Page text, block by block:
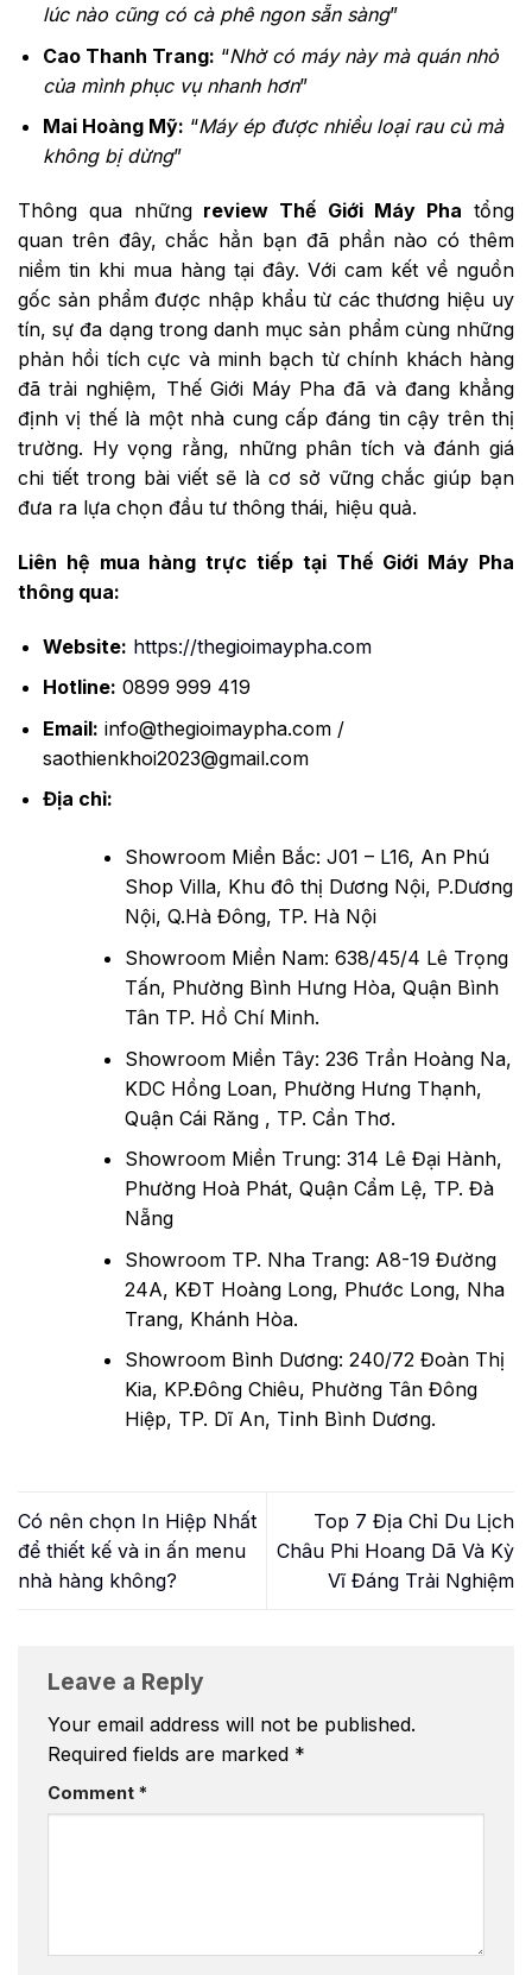
lúc nào cũng có cà phê ngon sẵn sàng”
Cao Thanh Trang: “Nhờ có máy này mà quán nhỏ
của mình phục vụ nhanh hơn”
Mai Hoàng Mỹ: “Máy ép được nhiều loại rau củ mà
không bị dừng”
Thông qua những review Thế Giới Máy Pha tổng
quan trên đây, chắc hẳn bạn đã phần nào có thêm
niềm tin khi mua hàng tại đây. Với cam kết về nguồn
gốc sản phẩm được nhập khẩu từ các thương hiệu uy
tín, sự đa dạng trong danh mục sản phẩm cùng những
phản hồi tích cực và minh bạch từ chính khách hàng
đã trải nghiệm, Thế Giới Máy Pha đã và đang khẳng
định vị thế là một nhà cung cấp đáng tin cậy trên thị
trường. Hy vọng rằng, những phân tích và đánh giá
chi tiết trong bài viết sẽ là cơ sở vững chắc giúp bạn
đưa ra lựa chọn đầu tư thông thái, hiệu quả.
Liên hệ mua hàng trực tiếp tại Thế Giới Máy Pha
thông qua:
Website: https://thegioimaypha.com
Hotline: 0899 999 419
Email: info@thegioimaypha.com/
saothienkhoi2023@gmail.com
Địa chỉ:
Showroom Miền Bắc: J01 – L16, An Phú
Shop Villa, Khu đô thị Dương Nội, P.Dương
Nội, Q.Hà Đông, TP. Hà Nội
Showroom Miền Nam: 638/45/4 Lê Trọng
Tấn, Phường Bình Hưng Hòa, Quận Bình
Tân TP. Hồ Chí Minh.
Showroom Miền Tây: 236 Trần Hoàng Na,
KDC Hồng Loan, Phường Hưng Thạnh,
Quận Cái Răng , TP. Cần Thơ.
Showroom Miền Trung: 314 Lê Đại Hành,
Phường Hoà Phát, Quận Cẩm Lệ, TP. Đà
Nẵng
Showroom TP. Nha Trang: A8-19 Đường
24A, KĐT Hoàng Long, Phước Long, Nha
Trang, Khánh Hòa.
Showroom Bình Dương: 240/72 Đoàn Thị
Kia, KP.Đông Chiêu, Phường Tân Đông
Hiệp, TP. Dĩ An, Tỉnh Bình Dương.
Có nên chọn In Hiệp Nhất
để thiết kế và in ấn menu
nhà hàng không?
Top 7 Địa Chỉ Du Lịch
Châu Phi Hoang Dã Và Kỳ
Vĩ Đáng Trải Nghiệm
Leave a Reply
Your email address will not be published.
Required fields are marked *
Comment *